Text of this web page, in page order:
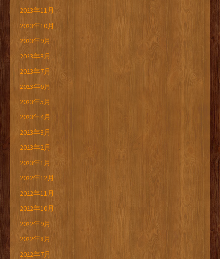
2023年11月
2023年10月
2023年9月
2023年8月
2023年7月
2023年6月
2023年5月
2023年4月
2023年3月
2023年2月
2023年1月
2022年12月
2022年11月
2022年10月
2022年9月
2022年8月
2022年7月